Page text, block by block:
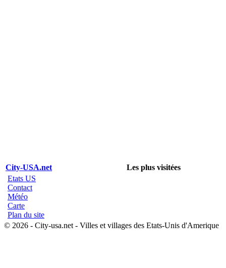
City-USA.net
Les plus visitées
Etats US
Contact
Météo
Carte
Plan du site
© 2026 - City-usa.net - Villes et villages des Etats-Unis d'Amerique